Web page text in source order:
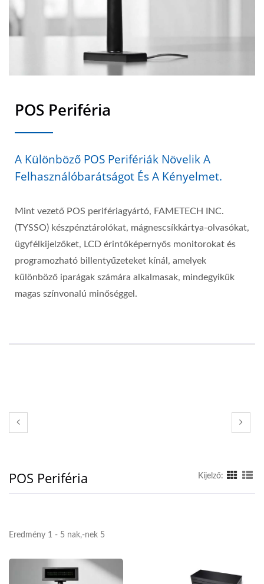
POS Periféria
A Különböző POS Perifériák Növelik A
Felhasználóbarátságot És A Kényelmet.
Mint vezető POS perifériagyártó, FAMETECH INC.
(TYSSO) készpénztárolókat, mágnescsíkkártya-olvasókat,
ügyfélkijelzőket, LCD érintőképernyős monitorokat és
programozható billentyűzeteket kínál, amelyek
különböző iparágak számára alkalmasak, mindegyikük
magas színvonalú minőséggel.
POS Periféria Kijelző:
Eredmény 1 - 5 nak,-nek 5